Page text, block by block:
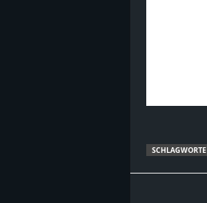
SCHLAGWORTE